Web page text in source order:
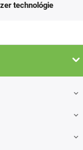
technológie